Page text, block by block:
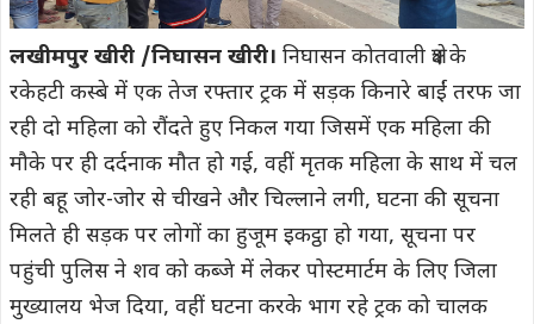
लखीमपुर खीरी /निघासन खीरी। निघासन कोतवाली क्षेत्र के
रकेहटी कस्बे में एक तेज रफ्तार ट्रक में सड़क किनारे बाईं तरफ जा
रही दो महिला को रौंदते हुए निकल गया जिसमें एक महिला की
मौके पर ही दर्दनाक मौत हो गई, वहीं मृतक महिला के साथ में चल
रही बहू जोर-जोर से चीखने और चिल्लाने लगी, घटना की सूचना
मिलते ही सड़क पर लोगों का हुजूम इकट्ठा हो गया, सूचना पर
पहुंची पुलिस ने शव को कब्जे में लेकर पोस्टमार्टम के लिए जिला
मुख्यालय भेज दिया, वहीं घटना करके भाग रहे ट्रक को चालक